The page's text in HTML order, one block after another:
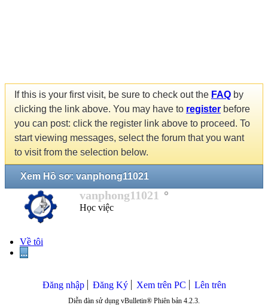
If this is your first visit, be sure to check out the FAQ by
clicking the link above. You may have to register before
you can post: click the register link above to proceed. To
start viewing messages, select the forum that you want
to visit from the selection below.
Xem Hồ sơ: vanphong11021
vanphong11021
Học việc
Về tôi
...
Đăng nhập Đăng Ký Xem trên PC Lên trên
Diễn đàn sử dụng vBulletin® Phiên bản 4.2.3.